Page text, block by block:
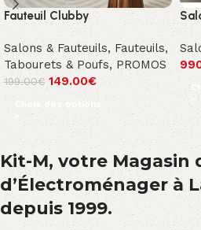
Fauteuil Clubby
Salons & Fauteuils, Fauteuils,
Tabourets & Poufs, PROMOS
199.00€ 149.00€
Choix des options
Kit-M, votre Magasin
d’Électroménager à
depuis 1999.